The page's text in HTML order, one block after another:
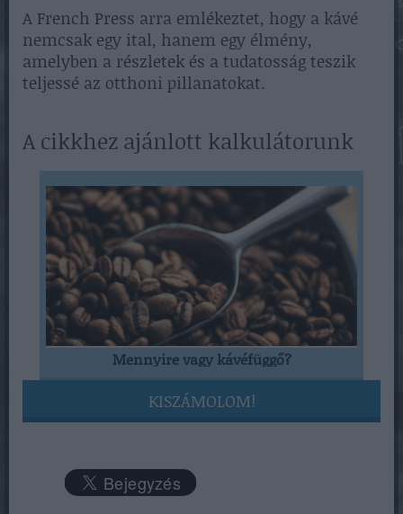
A French Press arra emlékeztet, hogy a kávé
nemcsak egy ital, hanem egy élmény,
amelyben a részletek és a tudatosság teszik
teljessé az otthoni pillanatokat.
A cikkhez ajánlott kalkulátorunk
Mennyire vagy kávéfüggő?
KISZÁMOLOM!